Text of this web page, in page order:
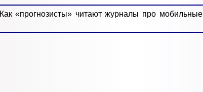
Как «прогнозисты» читают журналы про мобильные